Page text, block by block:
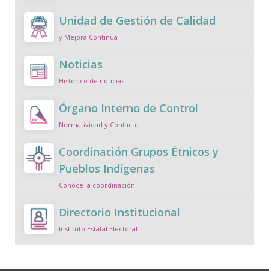
Unidad de Gestión de Calidad
y Mejora Continua
Noticias
Historico de noticias
Órgano Interno de Control
Normatividad y Contacto
Coordinación Grupos Étnicos y
Pueblos Indígenas
Conóce la coordinación
Directorio Institucional
Instituto Estatal Electoral